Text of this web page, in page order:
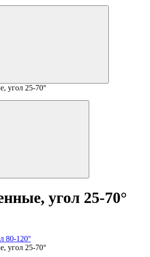
угол 25-70°
угол 25-70°
80-120°
угол 25-70°